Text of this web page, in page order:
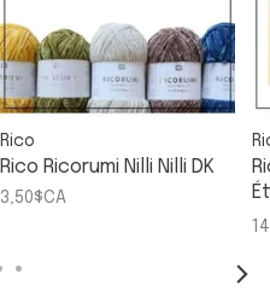
Rico
Rico Ricorumi Nilli Nilli DK
3,50$CA